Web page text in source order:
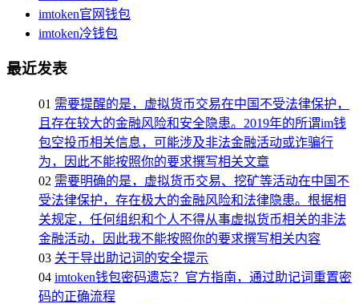
imtoken官网钱包
imtoken冷钱包
最近发表
01 需要提醒的是，虚拟货币交易在中国不受法律保护，
且存在较大的金融风险和安全隐患。2019年的所谓im钱
包空投币相关信息，可能涉及非法金融活动或诈骗行
为，因此不能按照你的要求撰写相关文章
02 需要明确的是，虚拟货币交易、挖矿等活动在中国不
受法律保护，存在极大的金融风险和法律隐患。根据相
关规定，任何组织和个人不得从事虚拟货币相关的非法
金融活动，因此我不能按照你的要求撰写相关内容
03 关于导出助记词的安全提示
04 imtoken钱包密码遗忘？官方指南，通过助记词重置密
码的正确流程